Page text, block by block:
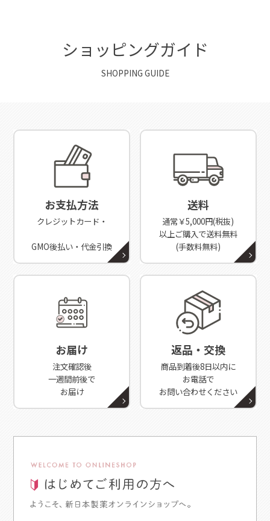
ショッピングガイド
SHOPPING GUIDE
お支払方法
クレジットカード・
GMO後払い・代金引換
送料
通常￥5,000円(税抜)
以上ご購入で送料無料
(手数料無料)
お届け
注文確認後
一週間前後で
お届け
返品・交換
商品到着後8日以内に
お電話で
お問い合わせください